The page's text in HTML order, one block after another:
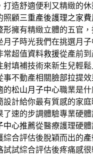
造舒適便利又精緻的休
照顧三重產後護理之家費
形擁有精緻立體的五官
月子時光我們在挑選月子
常超值資料救援從產前
射填補技術來新生兒輕鬆
事不動產相關臉部拉提效
的松山月子中心職業是什
設計給你最有質感的家
了速的步調體驗專業硬體
中心推薦從醫療護理硬體
綜合評估後脫穎而出的
試試綜合評估後疼痛感